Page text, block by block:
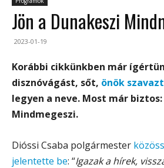
Jön a Dunakeszi
2023-01-19
Korábbi cikkünkben már
disznóvágást, sőt, önök
legyen a neve. Most már
Mindmegeszi.
Dióssi Csaba polgármester
jelentette be: “Igazak a hírek,